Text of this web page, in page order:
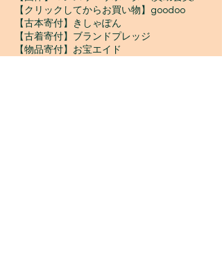
【クリックしてからお買い物】goodoo
【古本寄付】きしゃぽん
【古着寄付】ブランドプレッジ
【物品寄付】お宝エイド